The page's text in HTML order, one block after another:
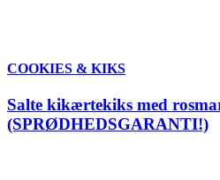
COOKIES & KIKS
Salte kikærtekiks med
(SPRØDHEDSGARANTI!)